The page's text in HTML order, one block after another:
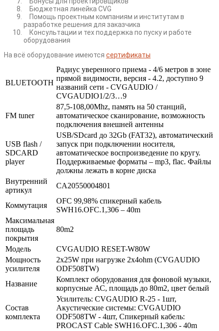
Бюджетная линейка CVG
Помощь проектным компаниям и институтам в
разработке решения для заказчика
Консультации и тех поддержка по пуску и работе
оборудования
На всё оборудование имеются сертификаты
BLUETOOTH
Радиус уверенного приема - 4/6 метров в зоне
прямой видимости, версия - 4.2, доступно 9
названий сети - CVGAUDIO /
CVGAUDIO1/2/3…9
FM tuner
87,5-108,00Mhz, память на 50 станций,
автоматическое сканирование, возможность
подключения внешней антенны
USB flash /
SDCARD
player
USB/SDcard до 32Gb (FAT32), автоматический
запуск при подключении носителя,
автоматическое воспроизведение по кругу.
Поддерживаемые форматы – mp3, flac. Файлы
должны лежать в корне диска
Внутренний
артикул
CA20550004801
Коммутация
OFC 99,98% спикерный кабель
SWH16.OFC.1,306 – 40m
Максимальная
площадь
покрытия
80m2
Модель
CVGAUDIO RESET-W80W
Мощность
усилителя
2х25W при нагрузке 2х4ohm (CVGAUDIO
ODF508TW)
Название
Комплект оборудования для фоновой музыки,
корпусные АС, площадь до 80m2, цвет белый
Состав
комплекта
Усилитель: CVGAUDIO R-25 - 1шт,
Акустические системы: CVGAUDIO
ODF508TW - 4шт, Спикерный кабель:
PROCAST Cable SWH16.OFC.1,306 - 40m